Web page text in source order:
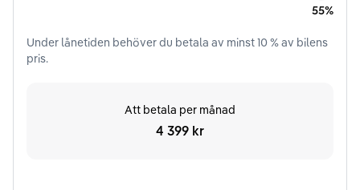
55%
Under lånetiden behöver du betala av minst10% av bilens
pris.
Att betala per månad
4 399 kr